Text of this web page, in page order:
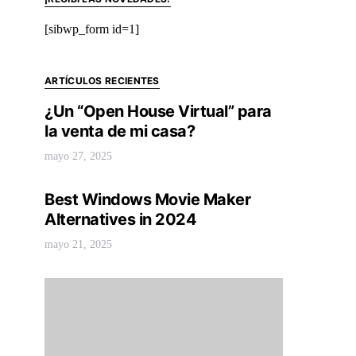
[sibwp_form id=1]
ARTÍCULOS RECIENTES
¿Un “Open House Virtual” para
la venta de mi casa?
mayo 27, 2025
Best Windows Movie Maker
Alternatives in 2024
mayo 21, 2025